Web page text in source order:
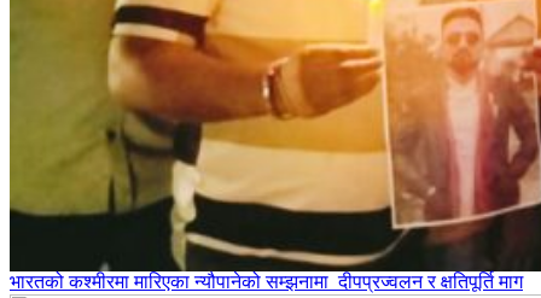
भारतको कश्मीरमा मारिएका न्यौपानेको सम्झनामा दीपप्रज्वलन र क्षतिपूर्ति माग